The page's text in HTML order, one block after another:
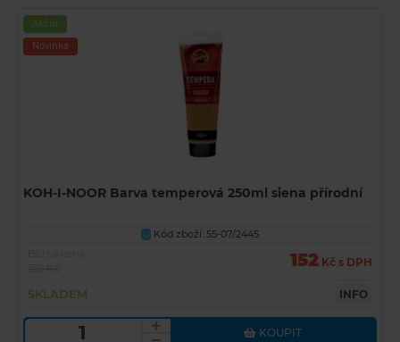
Akční
Novinka
KOH-I-NOOR Barva temperová 250ml siena přírodní
U
Kód zboží: 55-07/2445
152 Kč s DPH
SKLADEM INFO
KOUPIT